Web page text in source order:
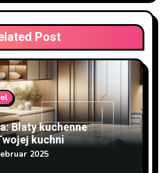
Post
Blaty kuchenne
kuchni
2025